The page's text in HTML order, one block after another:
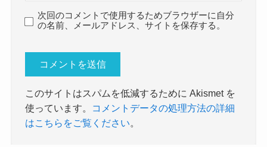
次回のコメントで使用するためブラウザーに自分
の名前、メールアドレス、サイトを保存する。
このサイトはスパムを低減するために Akismet を
使っています。
コメントデータの処理方法の詳細
はこちらをご覧ください。